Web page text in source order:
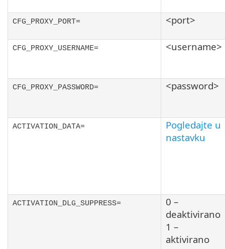
CFG_PROXY_PORT= <port>
CFG_PROXY_USERNAME= <username>
CFG_PROXY_PASSWORD= <password>
ACTIVATION_DATA=
Pogledajte u
nastavku
ACTIVATION_DLG_SUPPRESS=
0 –
deaktivirano
1 –
aktivirano